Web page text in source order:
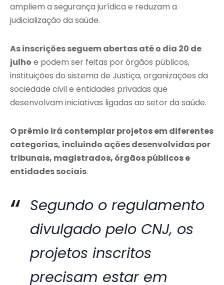
ampliem a segurança jurídica e reduzam a
judicialização da saúde.
As inscrições seguem abertas até o dia 20 de
julho e podem ser feitas por órgãos públicos,
instituições do sistema de Justiça, organizações da
sociedade civil e entidades privadas que
desenvolvam iniciativas ligadas ao setor da saúde.
O prêmio irá contemplar projetos em diferentes
categorias, incluindo ações desenvolvidas por
tribunais, magistrados, órgãos públicos e
entidades sociais.
Segundo o regulamento
divulgado pelo CNJ, os
projetos inscritos
precisam estar em